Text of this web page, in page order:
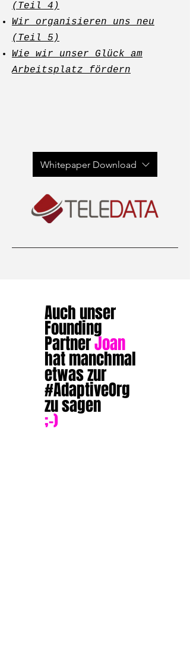
(Teil 4)
Wir organisieren uns neu
(Teil 5)
Wie wir unser Glück am
Arbeitsplatz fördern
Whitepaper Download
Auch unser
Founding
PartnerJoan
hat manchmal
etwas zur
#AdaptiveOrg
zu sagen
;-)